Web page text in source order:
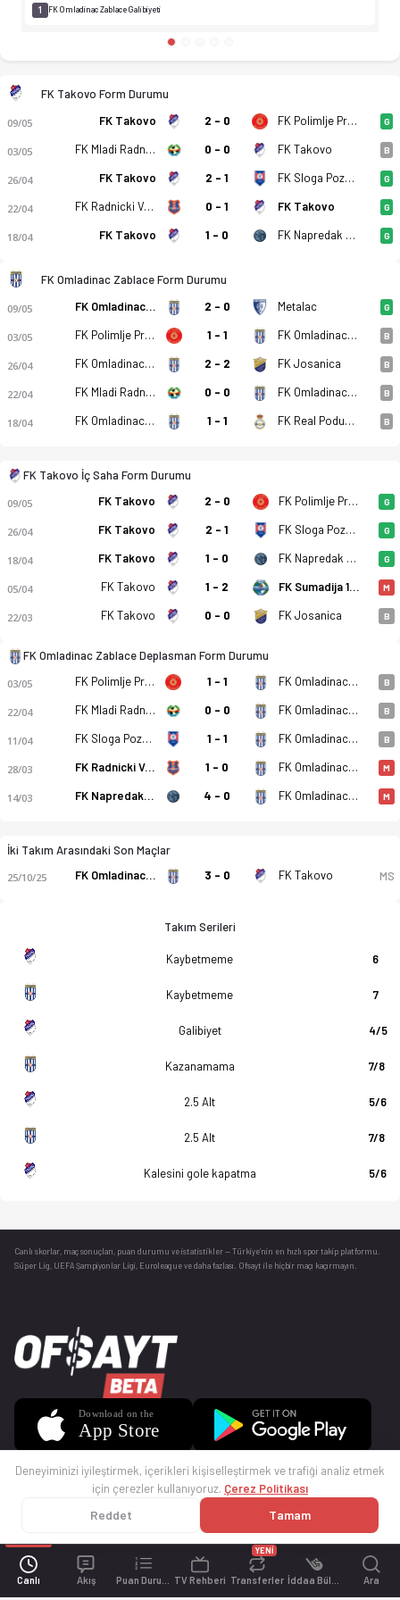
Canlı Akış TV Rehberi Transferler
YENİ
Ara
FK Takovo - FK Omladinac Zablace 0-0 bitti. Gol anları,
1 FK Omladinac Zablace Galibiyeti
FK Takovo Form Durumu
09/05 FK Takovo 2 - 0 FK Polimlje Prijepolje G
03/05 FK Mladi Radnik 1940 Radinac 0 - 0 FK Takovo B
26/04 FK Takovo 2 - 1 FK Sloga Pozega G
22/04 FK Radnicki Valjevo 0 - 1 FK Takovo G
18/04 FK Takovo 1 - 0 FK Napredak Markovac G
FK Omladinac Zablace Form Durumu
09/05 FK Omladinac Zablace 2 - 0 Metalac G
03/05 FK Polimlje Prijepolje 1 - 1 FK Omladinac Zablace B
26/04 FK Omladinac Zablace 2 - 2 FK Josanica B
22/04 FK Mladi Radnik 1940 Radinac 0 - 0 FK Omladinac Zablace B
18/04 FK Omladinac Zablace 1 - 1 FK Real Podunavci B
FK Takovo İç Saha Form Durumu
09/05 FK Takovo 2 - 0 FK Polimlje Prijepolje G
26/04 FK Takovo 2 - 1 FK Sloga Pozega G
18/04 FK Takovo 1 - 0 FK Napredak Markovac G
05/04 FK Takovo 1 - 2 FK Sumadija 1903 Kragujevac M
22/03 FK Takovo 0 - 0 FK Josanica B
FK Omladinac Zablace Deplasman Form Durumu
03/05 FK Polimlje Prijepolje 1 - 1 FK Omladinac Zablace B
22/04 FK Mladi Radnik 1940 Radinac 0 - 0 FK Omladinac Zablace B
11/04 FK Sloga Pozega 1 - 1 FK Omladinac Zablace B
28/03 FK Radnicki Valjevo 1 - 0 FK Omladinac Zablace M
14/03 FK Napredak Markovac 4 - 0 FK Omladinac Zablace M
İki Takım Arasındaki Son Maçlar
25/10/25 FK Omladinac Zablace 3 - 0 FK Takovo MS
Takım Serileri
Kaybetmeme 6
Kaybetmeme 7
Galibiyet 4/5
Kazanamama 7/8
2.5 Alt 5/6
2.5 Alt 7/8
Kalesini gole kapatma 5/6
Canlı skorlar , maç sonuçları, puan durumu ve istatistikler — Türkiye’nin en hızlı spor takip platformu.
Süper Lig, UEFA Şampiyonlar Ligi, Euroleague ve daha fazlası. Ofsayt ile hiçbir maçı kaçırmayın.
© 2025 Ofsayt
Deneyiminizi iyileştirmek, içerikleri kişiselleştirmek ve trafiği analiz etmek
için çerezler kullanıyoruz. Çerez Politikası
Reddet Tamam